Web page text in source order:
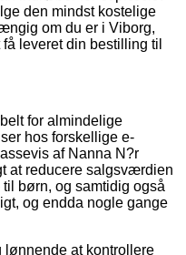
den mindst kostelige
om du er i Viborg,
leveret din bestilling til
for almindelige
hos forskellige e-
af Nanna N?r
at reducere salgsværdien
børn, og samtidig også
og endda nogle gange
at kontrollere